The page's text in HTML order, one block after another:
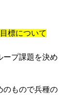
標について
ープ課題を決め
のもので兵種の